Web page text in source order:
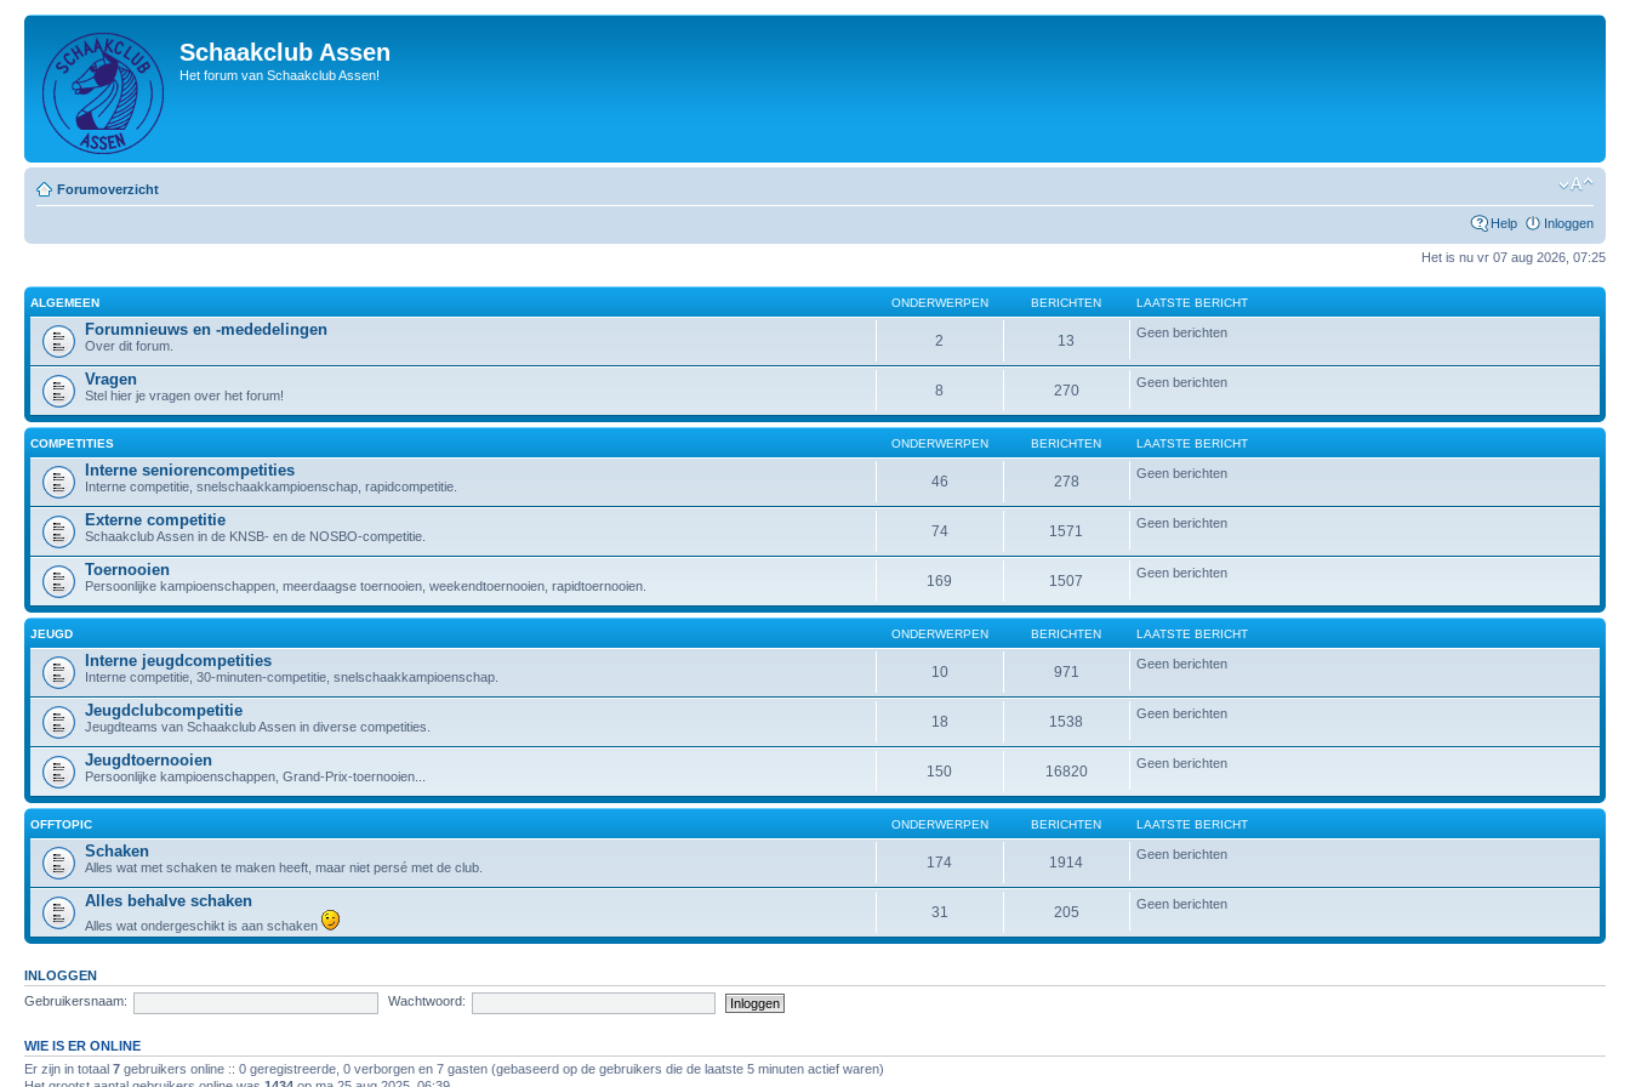
Schaakclub Assen
Het forum van Schaakclub Assen!
Forumoverzicht
Help Inloggen
Het is nu vr 07 aug 2026, 07:25
ALGEMEEN ONDERWERPEN BERICHTEN LAATSTE BERICHT
Forumnieuws en -mededelingen
Over dit forum. 2 13 Geen berichten
Vragen
Stel hier je vragen over het forum! 8 270 Geen berichten
COMPETITIES ONDERWERPEN BERICHTEN LAATSTE BERICHT
Interne seniorencompetities
Interne competitie, snelschaakkampioenschap, rapidcompetitie. 46 278 Geen berichten
Externe competitie
Schaakclub Assen in de KNSB- en de NOSBO-competitie. 74 1571 Geen berichten
Toernooien
Persoonlijke kampioenschappen, meerdaagse toernooien, weekendtoernooien, rapidtoernooien. 169 1507 Geen berichten
JEUGD ONDERWERPEN BERICHTEN LAATSTE BERICHT
Interne jeugdcompetities
Interne competitie, 30-minuten-competitie, snelschaakkampioenschap. 10 971 Geen berichten
Jeugdclubcompetitie
Jeugdteams van Schaakclub Assen in diverse competities. 18 1538 Geen berichten
Jeugdtoernooien
Persoonlijke kampioenschappen, Grand-Prix-toernooien... 150 16820 Geen berichten
OFFTOPIC ONDERWERPEN BERICHTEN LAATSTE BERICHT
Schaken
Alles wat met schaken te maken heeft, maar niet persé met de club. 174 1914 Geen berichten
Alles behalve schaken
Alles wat ondergeschikt is aan schaken
31 205 Geen berichten
INLOGGEN
Gebruikersnaam:
Wachtwoord:
WIE IS ER ONLINE
Er zijn in totaal 7 gebruikers online :: 0 geregistreerde, 0 verborgen en 7 gasten (gebaseerd op de gebruikers die de laatste 5 minuten actief waren)